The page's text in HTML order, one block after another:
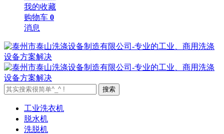
我的收藏
购物车 0
消息
工业洗衣机
脱水机
洗脱机